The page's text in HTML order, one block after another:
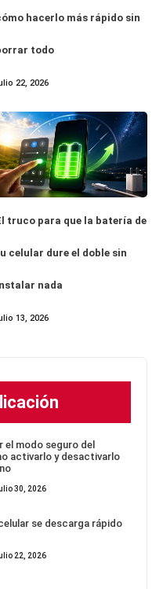
hacerlo más rápido sin
todo
22, 2026
truco para que la batería de
celular dure el doble sin
nada
13, 2026
el modo seguro del
activarlo y desactivarlo
30, 2026
se descarga rápido
22, 2026